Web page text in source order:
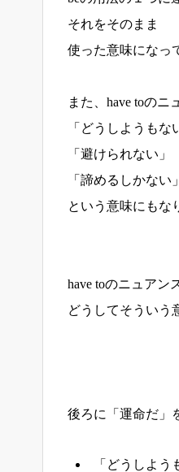
それをそのまま
使った意味になっ
また、have toのニ
「どうしようもな
「避けられない」
「諦めるしかない」
という意味にもな
have toのニュアン
どうしてそういう
後ろに「運命だ」
「どうしよう